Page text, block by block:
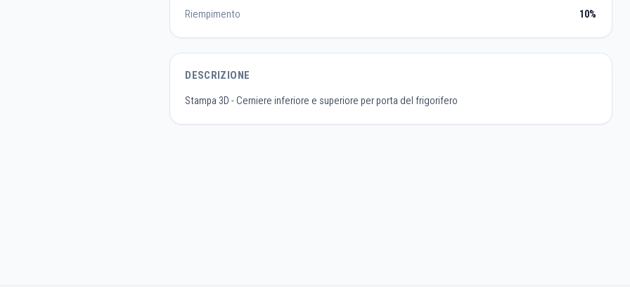
Riempimento
10%
DESCRIZIONE
Stampa 3D - Cerniere inferiore e superiore per porta del frigorifero